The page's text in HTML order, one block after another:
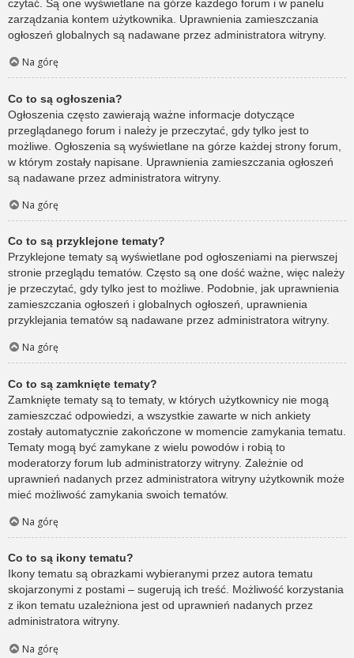
czytać. Są one wyświetlane na górze każdego forum i w panelu
zarządzania kontem użytkownika. Uprawnienia zamieszczania
ogłoszeń globalnych są nadawane przez administratora witryny.
Na górę
Co to są ogłoszenia?
Ogłoszenia często zawierają ważne informacje dotyczące
przeglądanego forum i należy je przeczytać, gdy tylko jest to
możliwe. Ogłoszenia są wyświetlane na górze każdej strony forum,
w którym zostały napisane. Uprawnienia zamieszczania ogłoszeń
są nadawane przez administratora witryny.
Na górę
Co to są przyklejone tematy?
Przyklejone tematy są wyświetlane pod ogłoszeniami na pierwszej
stronie przeglądu tematów. Często są one dość ważne, więc należy
je przeczytać, gdy tylko jest to możliwe. Podobnie, jak uprawnienia
zamieszczania ogłoszeń i globalnych ogłoszeń, uprawnienia
przyklejania tematów są nadawane przez administratora witryny.
Na górę
Co to są zamknięte tematy?
Zamknięte tematy są to tematy, w których użytkownicy nie mogą
zamieszczać odpowiedzi, a wszystkie zawarte w nich ankiety
zostały automatycznie zakończone w momencie zamykania tematu.
Tematy mogą być zamykane z wielu powodów i robią to
moderatorzy forum lub administratorzy witryny. Zależnie od
uprawnień nadanych przez administratora witryny użytkownik może
mieć możliwość zamykania swoich tematów.
Na górę
Co to są ikony tematu?
Ikony tematu są obrazkami wybieranymi przez autora tematu
skojarzonymi z postami – sugerują ich treść. Możliwość korzystania
z ikon tematu uzależniona jest od uprawnień nadanych przez
administratora witryny.
Na górę